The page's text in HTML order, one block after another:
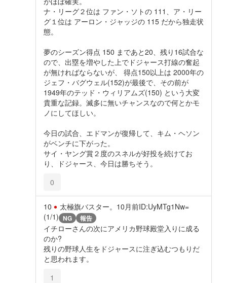
ナ・リーグ２位は ファン・ソトの 111、ア・リー
グ１位は アーロン・ジャッジの 115 だから独走状
態。
夢のシーズン得点 150 まであと20、残り16試合な
ので、出塁を増やした上でドジャース打線の奮起
が無ければならないが、 得点150以上は 2000年の
ジェフ・バグウェル(152)が最後で、その前が
1949年のテッド・ウィリアムズ(150) という大変
貴重な記録。滅多に無いチャンスなので何とかモ
ノにしてほしい。
今日の試合、エドマンが復帰して、キム・ヘソン
がベンチに下がった。
サイ・ヤング賞２度のスネルが好投を続けてお
り、ドジャース、今日は勝ちそう。
0
10 太極旗バスター。 10月前ID:UyMTg1Nw=
(1/1) NG 報告
イチローさんの次にアメリカ野球殿堂入りに成る
のか?
残りの野球人生をドジャースに注ぎ込むつもりだ
と思われます。
1